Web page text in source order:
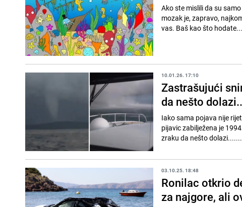
Ako ste mislili da su
mozak je, zapravo,
vas. Baš kao što hodate...
10.01.26. 17:10
Zastrašujući
da nešto
Iako sama pojava nije
pijavic zabilježena je
zraku da nešto dolazi.......
03.10.25. 18:48
Ronilac otkrio
za najgore, ali